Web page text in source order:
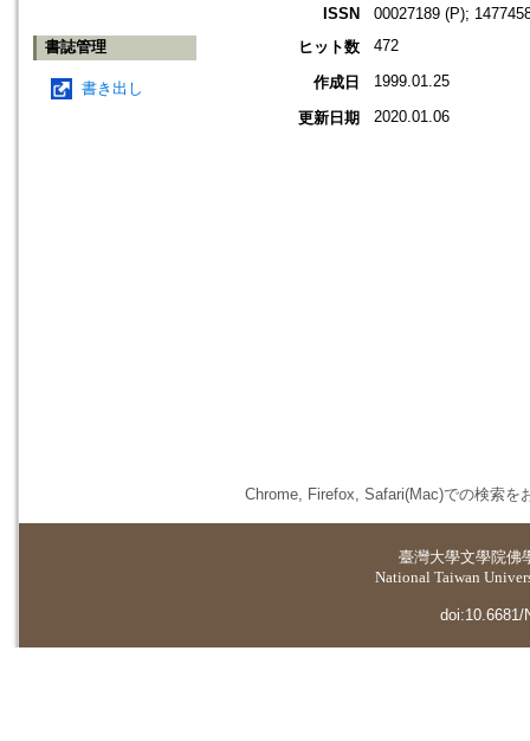
書誌管理
書き出し
ISSN
00027189 (P);
ヒット数
472
作成日 1999.01.25
更新日期 2020.01.06
Chrome, Firefox, Safari(Mac)での検索を
臺灣大學文學院佛
National Taiwan
doi:10.6681/